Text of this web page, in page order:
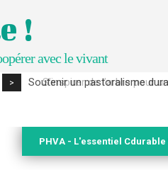
!
avec le vivant
> S’inspirer de l’arbre pour
PHVA - L'essentiel Cdurable